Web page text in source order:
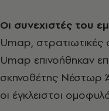
Oι συνεχιστές του
Umap,
Umap επινοήθηκαν
σκηνοθέτης Nέστωρ
οι έγκλειστοι